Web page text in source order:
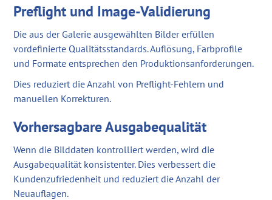
Preflight und Image-Validierung
Die aus der Galerie ausgewählten Bilder erfüllen
vordefinierte Qualitätsstandards. Auflösung, Farbprofile
und Formate entsprechen den Produktionsanforderungen.
Dies reduziert die Anzahl von Preflight-Fehlern und
manuellen Korrekturen.
Vorhersagbare Ausgabequalität
Wenn die Bilddaten kontrolliert werden, wird die
Ausgabequalität konsistenter. Dies verbessert die
Kundenzufriedenheit und reduziert die Anzahl der
Neuauflagen.